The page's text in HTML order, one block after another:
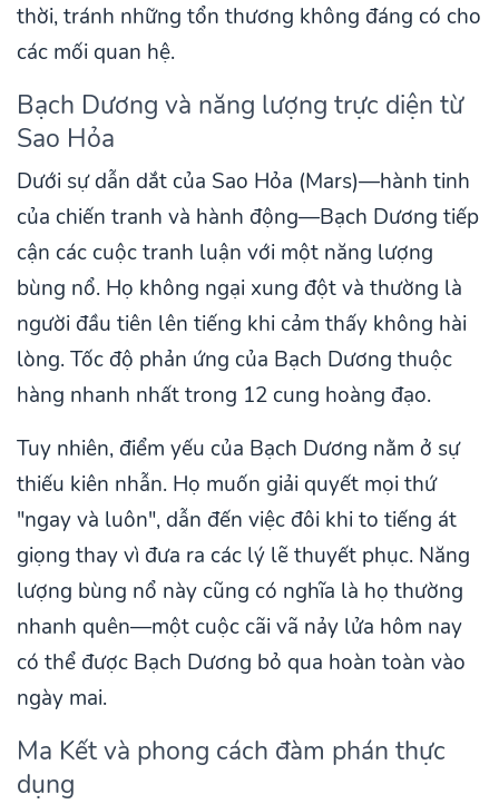
thời, tránh những tổn thương không đáng có cho
các mối quan hệ.
Bạch Dương và năng lượng trực diện từ
Sao Hỏa
Dưới sự dẫn dắt của Sao Hỏa (Mars)—hành tinh
của chiến tranh và hành động—Bạch Dương tiếp
cận các cuộc tranh luận với một năng lượng
bùng nổ. Họ không ngại xung đột và thường là
người đầu tiên lên tiếng khi cảm thấy không hài
lòng. Tốc độ phản ứng của Bạch Dương thuộc
hàng nhanh nhất trong 12 cung hoàng đạo.
Tuy nhiên, điểm yếu của Bạch Dương nằm ở sự
thiếu kiên nhẫn. Họ muốn giải quyết mọi thứ
"ngay và luôn", dẫn đến việc đôi khi to tiếng át
giọng thay vì đưa ra các lý lẽ thuyết phục. Năng
lượng bùng nổ này cũng có nghĩa là họ thường
nhanh quên—một cuộc cãi vã nảy lửa hôm nay
có thể được Bạch Dương bỏ qua hoàn toàn vào
ngày mai.
Ma Kết và phong cách đàm phán thực
dụng